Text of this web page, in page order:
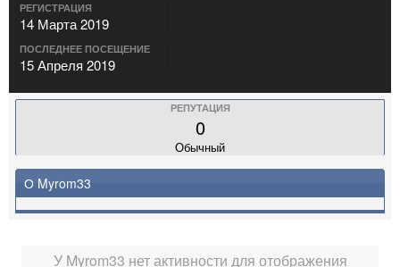
РЕГИСТРАЦИЯ
14 Марта 2019
ПОСЛЕДНЕЕ ПОСЕЩЕНИЕ
15 Апреля 2019
РЕПУТАЦИЯ
0
Обычный
О Myrom33
У Myrom33 нет активности для отображения